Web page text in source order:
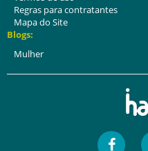
Regras para contratantes
Mapa do Site
Blogs:
Mulher